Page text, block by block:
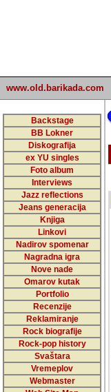
www.old.barikada.com
Backstage
BB Lokner
Diskografija
ex YU singles
Foto album
Interviews
Jazz reflections
Jeans generacija
Knjiga
Linkovi
Nadirov spomenar
Nagradna igra
Nove nade
Omarov kutak
Portfolio
Recenzije
Reklamiranje
Rock biografije
Rock-pop history
Svaštara
Vremeplov
Webmaster